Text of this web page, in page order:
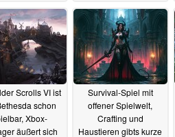
20.06.2026
Scrolls VI ist
schon
Xbox-
äußert sich
Survival-Spiel mit
offener Spielwelt,
Crafting und
Haustieren gibts kurze